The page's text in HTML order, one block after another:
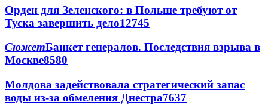
Орден для Зеленского: в Польше требуют от
Туска завершить дело12745
СюжетБанкет генералов. Последствия взрыва в
Москве8580
Молдова задействовала стратегический запас
воды из-за обмеления Днестра7637